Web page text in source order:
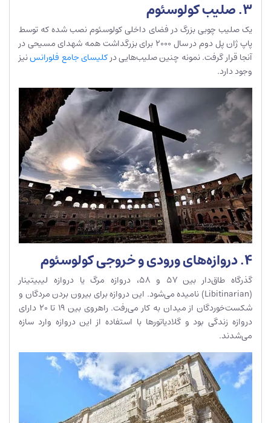
3. صلیب کولوسئوم
یک صلیب چوبی بزرگ در فضای داخلی کولوسئوم نصب شده که توسط
پاپ ژان پل دوم در سال 2000 برای بزرگداشت همه شهدای مسیحی در
آنجا قرار گرفت. نمونه چنین صلیب‌هایی درکلیسای جامع فلورانسنیز
وجود دارد.
4. دروازه‌‎‎های ورودی و خروجی کولوسئوم
گذرگاه‌ طاق‌دار بین 57 و 58، دروازه مرگ یا دروازه لیبیتینار
(Libitinarian) نامیده می‌شود. این دروازه برای بیرون بردن مردگان و
شکست‌خوردگان از میدان به کار می‌رفت. راهروی بین 19 تا 20 دارای
دروازه زندگی بود و گلادیاتورها با استفاده از این دروازه وارد سازه
می‌شدند.